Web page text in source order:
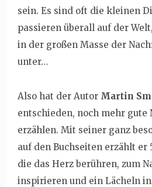
sein. Es sind oft die kleinen
passieren überall auf der
in der großen Masse der
unter…
Also hat der Autor Martin
entschieden, noch mehr gute
erzählen. Mit seiner ganz
auf den Buchseiten erzählt er
die das Herz berühren, zum
inspirieren und ein Lächeln